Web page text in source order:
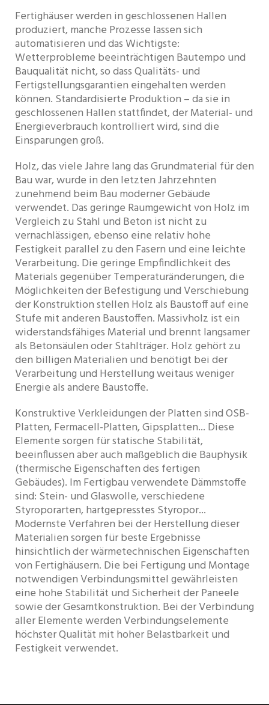
Fertighäuser werden in geschlossenen Hallen
produziert, manche Prozesse lassen sich
automatisieren und das Wichtigste:
Wetterprobleme beeinträchtigen Bautempo und
Bauqualität nicht, so dass Qualitäts- und
Fertigstellungsgarantien eingehalten werden
können. Standardisierte Produktion – da sie in
geschlossenen Hallen stattfindet, der Material- und
Energieverbrauch kontrolliert wird, sind die
Einsparungen groß.
Holz, das viele Jahre lang das Grundmaterial für den
Bau war, wurde in den letzten Jahrzehnten
zunehmend beim Bau moderner Gebäude
verwendet. Das geringe Raumgewicht von Holz im
Vergleich zu Stahl und Beton ist nicht zu
vernachlässigen, ebenso eine relativ hohe
Festigkeit parallel zu den Fasern und eine leichte
Verarbeitung. Die geringe Empfindlichkeit des
Materials gegenüber Temperaturänderungen, die
Möglichkeiten der Befestigung und Verschiebung
der Konstruktion stellen Holz als Baustoff auf eine
Stufe mit anderen Baustoffen. Massivholz ist ein
widerstandsfähiges Material und brennt langsamer
als Betonsäulen oder Stahlträger. Holz gehört zu
den billigen Materialien und benötigt bei der
Verarbeitung und Herstellung weitaus weniger
Energie als andere Baustoffe.
Konstruktive Verkleidungen der Platten sind OSB-
Platten, Fermacell-Platten, Gipsplatten... Diese
Elemente sorgen für statische Stabilität,
beeinflussen aber auch maßgeblich die Bauphysik
(thermische Eigenschaften des fertigen
Gebäudes). Im Fertigbau verwendete Dämmstoffe
sind: Stein- und Glaswolle, verschiedene
Styroporarten, hartgepresstes Styropor...
Modernste Verfahren bei der Herstellung dieser
Materialien sorgen für beste Ergebnisse
hinsichtlich der wärmetechnischen Eigenschaften
von Fertighäusern. Die bei Fertigung und Montage
notwendigen Verbindungsmittel gewährleisten
eine hohe Stabilität und Sicherheit der Paneele
sowie der Gesamtkonstruktion. Bei der Verbindung
aller Elemente werden Verbindungselemente
höchster Qualität mit hoher Belastbarkeit und
Festigkeit verwendet.